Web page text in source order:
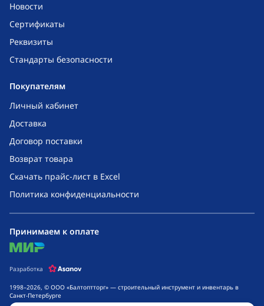
Новости
Сертификаты
Реквизиты
Стандарты безопасности
Покупателям
Личный кабинет
Доставка
Договор поставки
Возврат товара
Скачать прайс-лист в Excel
Политика конфиденциальности
1998–2026, © ООО «Балтоптторг» — строительный инструмент и инвентарь в
Санкт-Петербурге
Принимаем к оплате
mir
Разработка